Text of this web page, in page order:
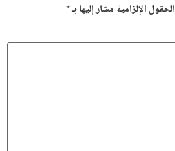
الحقول الإلزامية مشار إليها بـ*